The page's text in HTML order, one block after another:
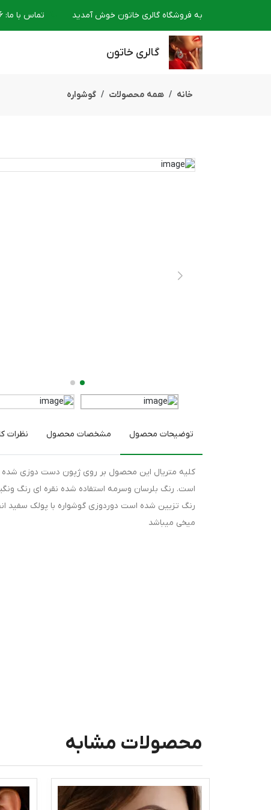
به فروشگاه گالری خاتون خوش آمدید تماس با ما:
گالری خاتون
خانه همه محصولات گوشواره
توضیحات محصول مشخصات محصول نظرات
کلیه متریال این محصول بر روی ژپون دست دوزی شده
است. رنگ بلرسان وسرمه استفاده شده نقره ای رنگ
رنگ تزیین شده است دوردوزی گوشواره با پولک
میخی میباشد
محصولات مشابه